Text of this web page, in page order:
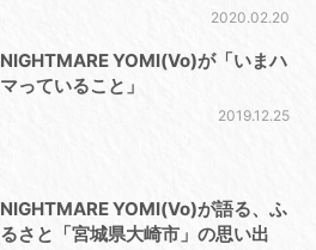
2020.02.20
NIGHTMARE YOMI(Vo)が「いまハ
マっていること」
2019.12.25
NIGHTMARE YOMI(Vo)が語る、ふ
るさと「宮城県大崎市」の思い出